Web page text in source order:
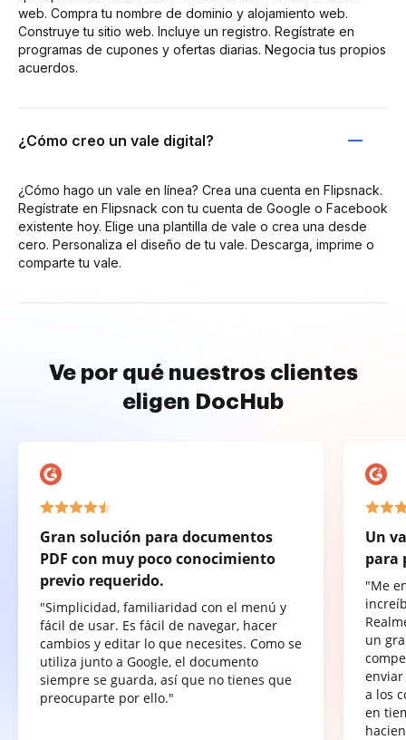
web. Compra tu nombre de dominio y alojamiento web.
Construye tu sitio web. Incluye un registro. Regístrate en
programas de cupones y ofertas diarias. Negocia tus propios
acuerdos.
¿Cómo creo un vale digital?
¿Cómo hago un vale en línea? Crea una cuenta en Flipsnack.
Regístrate en Flipsnack con tu cuenta de Google o Facebook
existente hoy. Elige una plantilla de vale o crea una desde
cero. Personaliza el diseño de tu vale. Descarga, imprime o
comparte tu vale.
Ve por qué nuestros clientes
eligen DocHub
Gran solución para documentos
PDF con muy poco conocimiento
previo requerido.
"Simplicidad, familiaridad con el menú y
fácil de usar. Es fácil de navegar, hacer
cambios y editar lo que necesites. Como se
utiliza junto a Google, el documento
siempre se guarda, así que no tienes que
preocuparte por ello."
Un
para
"Me
un
a los
en